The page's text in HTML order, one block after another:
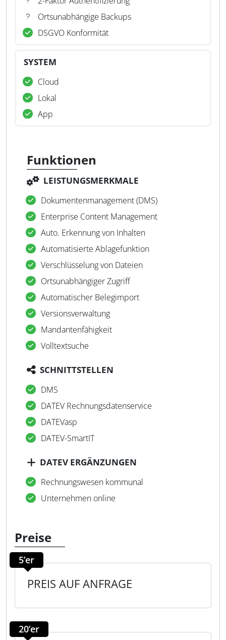
Ortsunabhängige Backups
DSGVO Konformität
SYSTEM
Cloud
Lokal
App
Funktionen
LEISTUNGSMERKMALE
Dokumentenmanagement (DMS)
Enterprise Content Management
Auto. Erkennung von Inhalten
Automatisierte Ablagefunktion
Verschlüsselung von Dateien
Ortsunabhängiger Zugriff
Automatischer Belegimport
Versionsverwaltung
Mandantenfähigkeit
Volltextsuche
SCHNITTSTELLEN
DMS
DATEV Rechnungsdatenservice
DATEVasp
DATEV-SmartIT
DATEV ERGÄNZUNGEN
Rechnungswesen kommunal
Unternehmen online
Preise
5’er
PREIS AUF ANFRAGE
20’er